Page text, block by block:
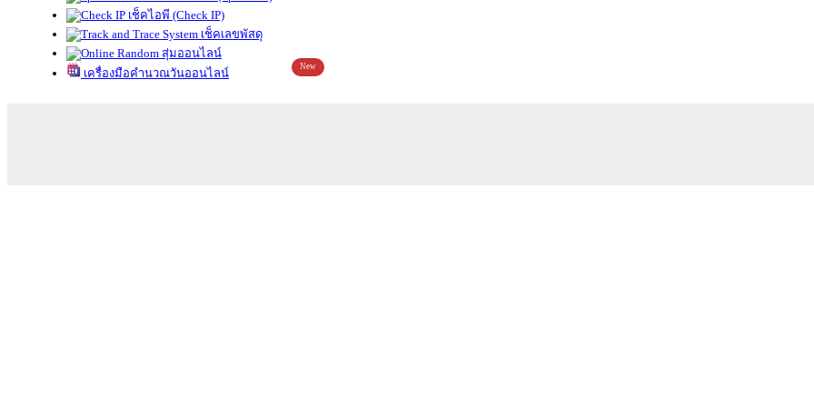
เช็คไอพี (Check IP)
เช็คเลขพัสดุ
สุ่มออนไลน์
เครื่องมือคำนวณวันออนไลน์
New